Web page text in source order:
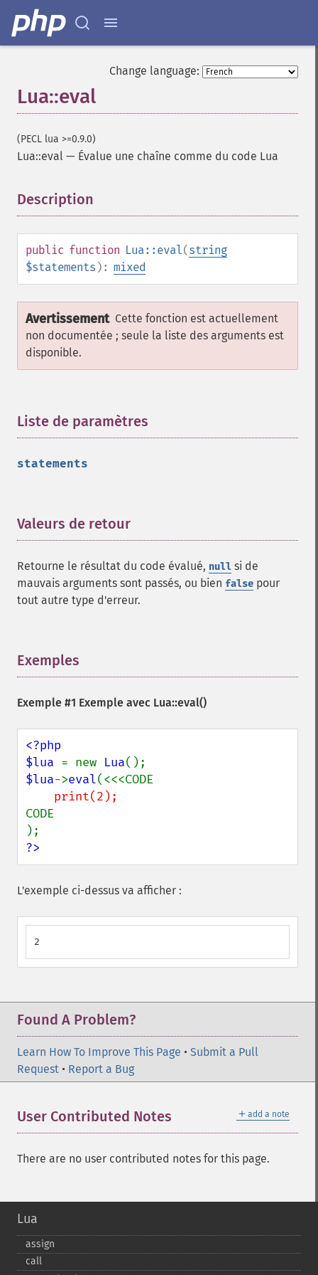
Change language:
Lua::eval
(PECL lua >=0.9.0)
Lua::eval — Évalue une chaîne comme du code Lua
Description
public function Lua::eval(string
$statements ): mixed
Avertissement Cette fonction est actuellement
non documentée ; seule la liste des arguments est
disponible.
Liste de paramètres
statements
Valeurs de retour
Retourne le résultat du code évalué, null si de
mauvais arguments sont passés, ou bien false pour
tout autre type d'erreur.
Exemples
Exemple #1 Exemple avec Lua::eval()
<?php
$lua = new Lua
$lua->eval
CODE
?>
L'exemple ci-dessus va afficher :
2
Found A Problem?
Learn How To Improve This Page • Submit a Pull
Request • Report a Bug
＋ add a note
User Contributed Notes
There are no user contributed notes for this page.
Lua
assign
call